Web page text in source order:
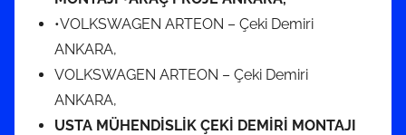
•VOLKSWAGEN ARTEON – Çeki Demiri
ANKARA,
VOLKSWAGEN ARTEON – Çeki Demiri
ANKARA,
USTA MÜHENDİSLİK ÇEKİ DEMİRİ MONTAJI